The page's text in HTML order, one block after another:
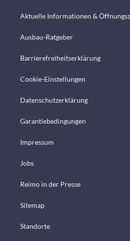
Aktuelle Informationen &
Ausbau-Ratgeber
Barrierefreiheitserklärung
Cookie-Einstellungen
Datenschutzerklärung
Garantiebedingungen
Impressum
Jobs
Reimo in der Presse
Sitemap
Standorte